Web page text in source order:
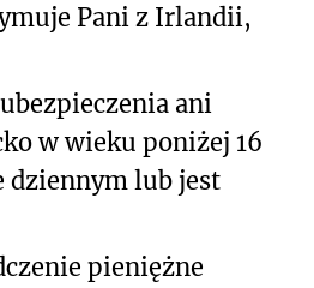
Pani z Irlandii,
ani
w wieku poniżej 16
dziennym lub jest
pieniężne